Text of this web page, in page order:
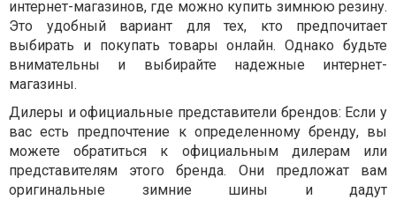
интернет-магазинов, где можно купить зимнюю резину.
Это удобный вариант для тех, кто предпочитает
выбирать и покупать товары онлайн. Однако будьте
внимательны и выбирайте надежные интернет-
магазины.
Дилеры и официальные представители брендов: Если у
вас есть предпочтение к определенному бренду, вы
можете обратиться к официальным дилерам или
представителям этого бренда. Они предложат вам
оригинальные зимние шины и дадут